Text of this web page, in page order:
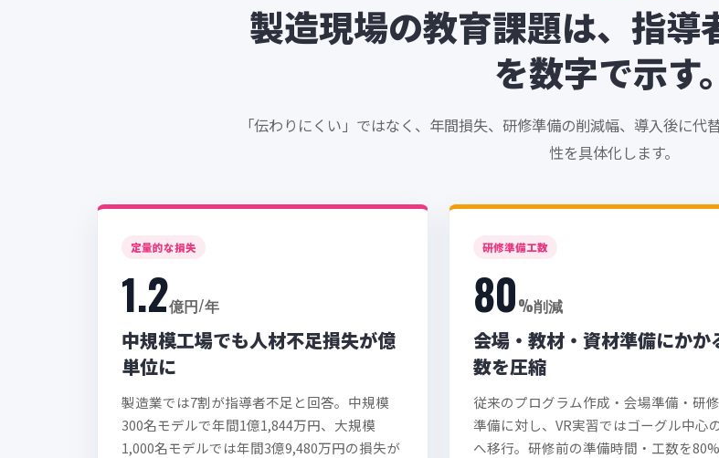
製造現場の教育課題は、指導
を数字で示す。
「伝わりにくい」ではなく、年間損失、研修準備の削減幅、導入後に
性を具体化します。
定量的な損失
1.2億円/年
中規模工場でも人材不足損失が億
単位に
製造業では7割が指導者不足と回答。中規模
300名モデルで年間1億1,844万円、大規模
1,000名モデルでは年間3億9,480万円の損失が
研修準備工数
80%削減
会場・教材・資材準備にかか
数を圧縮
従来のプログラム作成・会場準備・研
準備に対し、VR実習ではゴーグル中心
へ移行。研修前の準備時間・工数を